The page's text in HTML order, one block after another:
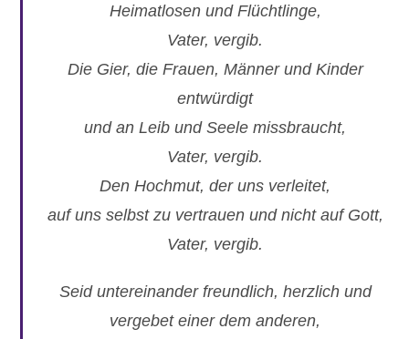
Heimatlosen und Flüchtlinge,
Vater, vergib.
Die Gier, die Frauen, Männer und Kinder
entwürdigt
und an Leib und Seele missbraucht,
Vater, vergib.
Den Hochmut, der uns verleitet,
auf uns selbst zu vertrauen und nicht auf Gott,
Vater, vergib.
Seid untereinander freundlich, herzlich und
vergebet einer dem anderen,